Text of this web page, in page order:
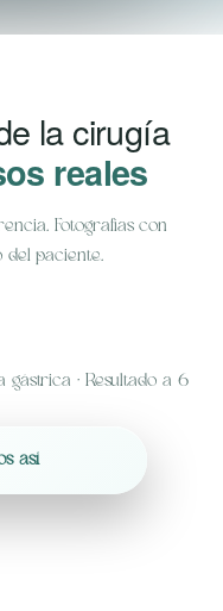
la cirugía
reales
Fotografías con
del paciente.
gástrica · Resultado a 6
así